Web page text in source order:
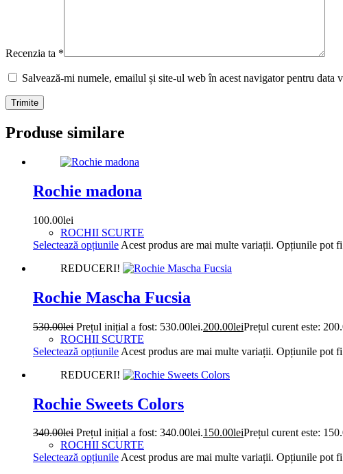
Recenzia ta *
Salvează-mi numele, emailul și site-ul web în acest navigator pentru data
Trimite
Produse similare
Rochie madona
100.00lei
ROCHII SCURTE
Selectează opțiunile Acest produs are mai multe variații. Opțiunile pot
REDUCERI!
Rochie Mascha Fucsia
530.00lei Prețul inițial a fost: 530.00lei.200.00leiPrețul curent este:
ROCHII SCURTE
Selectează opțiunile Acest produs are mai multe variații. Opțiunile pot
REDUCERI!
Rochie Sweets Colors
340.00lei Prețul inițial a fost: 340.00lei.150.00leiPrețul curent este:
ROCHII SCURTE
Selectează opțiunileAcest produs are mai multe variații. Opțiunile pot